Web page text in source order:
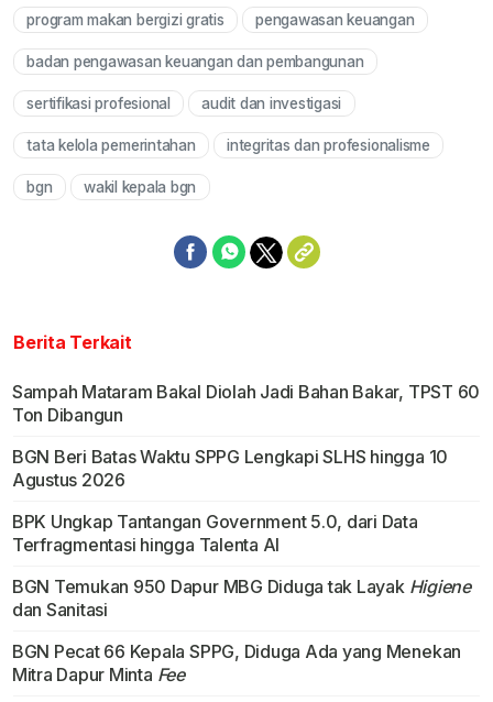
program makan bergizi gratis pengawasan keuangan
badan pengawasan keuangan dan pembangunan
sertifikasi profesional audit dan investigasi
tata kelola pemerintahan integritas dan profesionalisme
bgn wakil kepala bgn
Berita Terkait
Sampah Mataram Bakal Diolah Jadi Bahan Bakar, TPST 60
Ton Dibangun
BGN Beri Batas Waktu SPPG Lengkapi SLHS hingga 10
Agustus 2026
BPK Ungkap Tantangan Government 5.0, dari Data
Terfragmentasi hingga Talenta AI
BGN Temukan 950 Dapur MBG Diduga tak Layak Higiene
dan Sanitasi
BGN Pecat 66 Kepala SPPG, Diduga Ada yang Menekan
Mitra Dapur Minta Fee